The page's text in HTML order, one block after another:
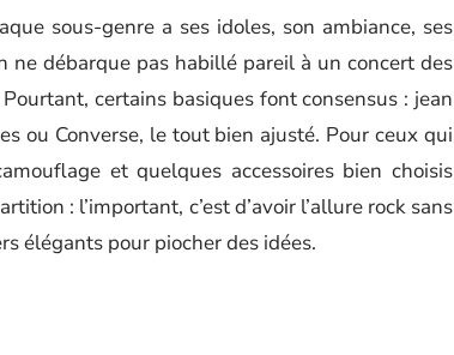
sous-genre a ses idoles, son ambiance, ses
ne débarque pas habillé pareil à un concert des
certains basiques font consensus : jean
ou Converse, le tout bien ajusté. Pour ceux qui
et quelques accessoires bien choisis
: l’important, c’est d’avoir l’allure rock sans
élégants pour piocher des idées.